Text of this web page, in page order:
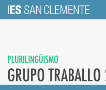
PLURILINGÜISMO
GRUPO